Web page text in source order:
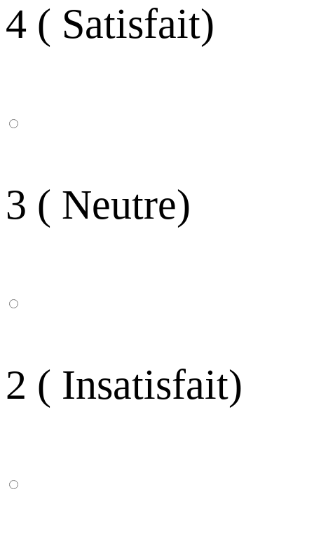
4 ( Satisfait)
3 ( Neutre)
2 ( Insatisfait)